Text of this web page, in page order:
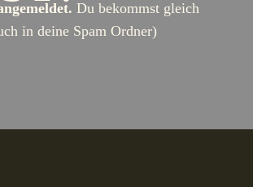
Du bekommst gleich
in deine Spam Ordner)